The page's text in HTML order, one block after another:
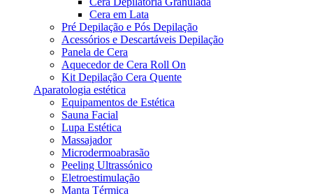
Cera em Lata
Pré Depilação e Pós Depilação
Acessórios e Descartáveis Depilação
Panela de Cera
Aquecedor de Cera Roll On
Kit Depilação Cera Quente
Aparatologia estética
Equipamentos de Estética
Sauna Facial
Lupa Estética
Massajador
Microdermoabrasão
Peeling Ultrassónico
Eletroestimulação
Manta Térmica